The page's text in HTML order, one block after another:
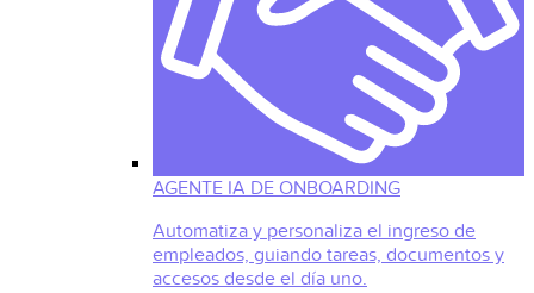
AGENTE IA DE ONBOARDING
Automatiza y personaliza el ingreso de
empleados, guiando tareas, documentos y
accesos desde el día uno.